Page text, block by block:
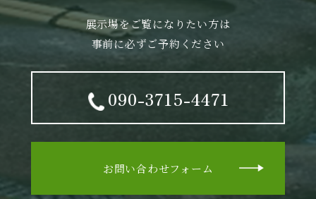
展示場をご覧になりたい方は
事前に必ずご予約ください
090-3715-4471
お問い合わせフォーム